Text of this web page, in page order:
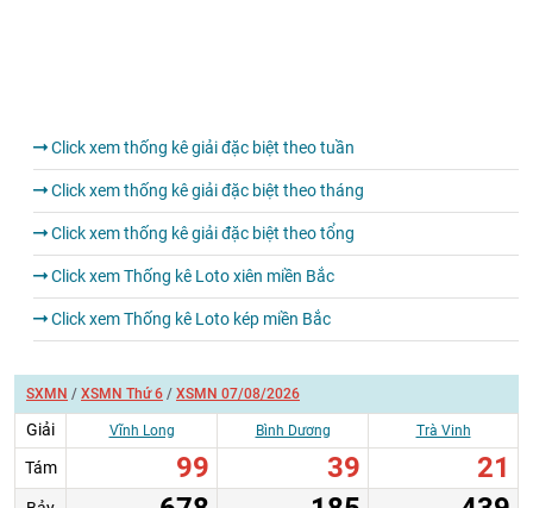
Click xem thống kê giải đặc biệt theo tuần
Click xem thống kê giải đặc biệt theo tháng
Click xem thống kê giải đặc biệt theo tổng
Click xem Thống kê Loto xiên miền Bắc
Click xem Thống kê Loto kép miền Bắc
SXMN / XSMN Thứ 6 / XSMN 07/08/2026
Giải Vĩnh Long Bình Dương Trà Vinh
Tám 99 39 21